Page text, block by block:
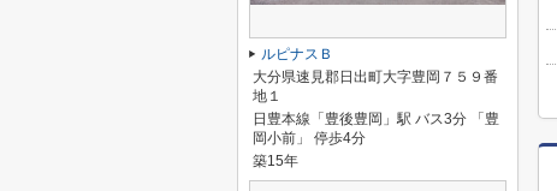
ルピナスＢ
大分県速見郡日出町大字豊岡７５９番
地１
日豊本線「豊後豊岡」駅 バス3分 「豊
岡小前」 停歩4分
築15年